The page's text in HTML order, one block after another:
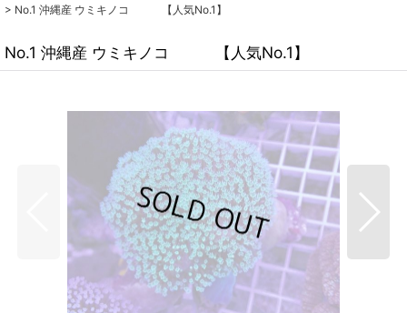
> No.1 沖縄産 ウミキノコ 【人気No.1】
No.1 沖縄産 ウミキノコ 【人気No.1】